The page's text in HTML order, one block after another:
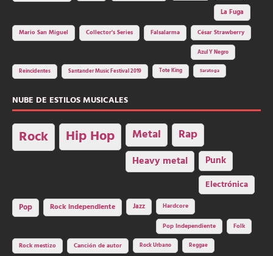
La Fuga
Mario San Miguel
Collector's Series Falsalarma César Strawberry
Azul Y Negro
Reincidentes Santander Music Festival 2019 Tote King Saratoga
NUBE DE ESTILOS MUSICALES
Rock Hip Hop Metal Rap
Heavy metal Punk
Electrónica
Pop Rock independiente Jazz Hardcore
Pop Independiente Folk
Rock mestizo Canción de autor Rock Urbano Reggae